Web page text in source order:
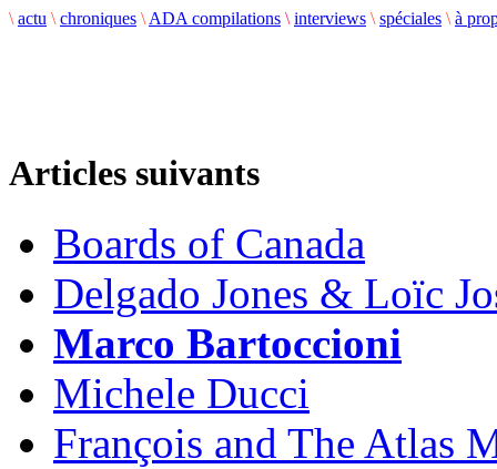
\ actu \ chroniques \ ADA compilations \ interviews \ spéciales \ à
Articles suivants
Boards of Canada
Delgado Jones & Loïc
Marco Bartoccioni
Michele Ducci
François and The Atlas